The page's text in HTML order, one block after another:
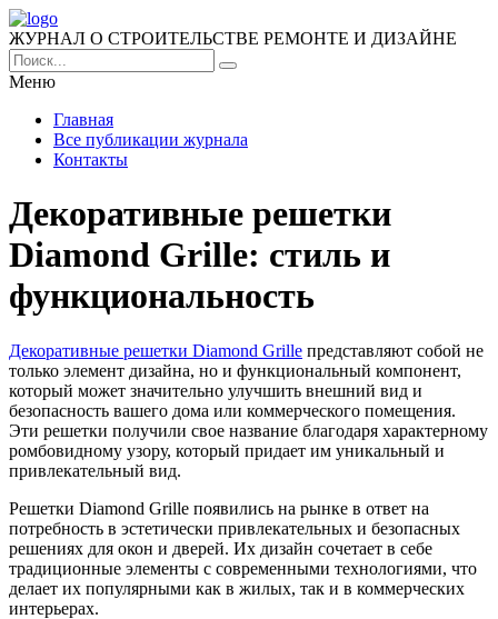
ЖУРНАЛ О СТРОИТЕЛЬСТВЕ РЕМОНТЕ И ДИЗАЙНЕ
Меню
Главная
Все публикации журнала
Контакты
Декоративные решетки
Diamond Grille: стиль и
функциональность
Декоративные решетки Diamond Grille представляют собой не
только элемент дизайна, но и функциональный компонент,
который может значительно улучшить внешний вид и
безопасность вашего дома или коммерческого помещения.
Эти решетки получили свое название благодаря характерному
ромбовидному узору, который придает им уникальный и
привлекательный вид.
Решетки Diamond Grille появились на рынке в ответ на
потребность в эстетически привлекательных и безопасных
решениях для окон и дверей. Их дизайн сочетает в себе
традиционные элементы с современными технологиями, что
делает их популярными как в жилых, так и в коммерческих
интерьерах.